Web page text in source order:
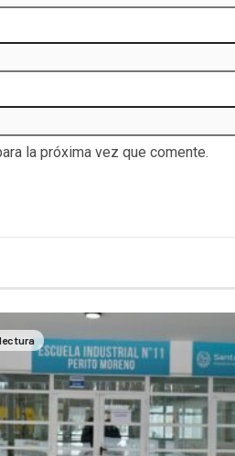
la próxima vez que comente.